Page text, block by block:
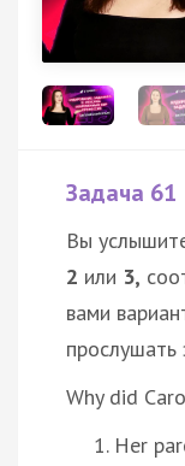
Задача 61
Вы
2 или 3,
вами
Why did
Her